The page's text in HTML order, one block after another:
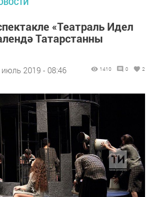
«Театраль Идел
Татарстанны
июль 2019 - 08:46 1410 0 2